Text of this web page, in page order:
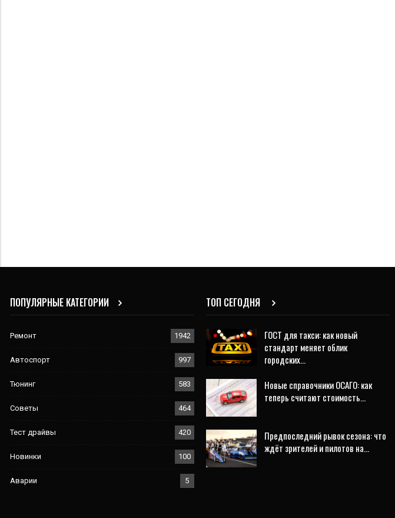
ПОПУЛЯРНЫЕ КАТЕГОРИИ
Ремонт 1942
Автоспорт 997
Тюнинг 583
Советы 464
Тест драйвы 420
Новинки 100
Аварии 5
ТОП СЕГОДНЯ
ГОСТ для такси: как новый
стандарт меняет облик
городских…
Новые справочники ОСАГО: как
теперь считают стоимость…
Предпоследний рывок сезона: что
ждёт зрителей и пилотов на…